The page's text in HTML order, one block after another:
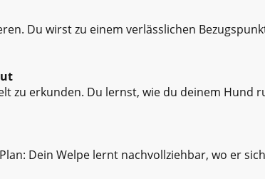
Du wirst zu einem verlässlichen
zu erkunden. Du lernst, wie du deinem Hund
Dein Welpe lernt nachvollziehbar, wo er